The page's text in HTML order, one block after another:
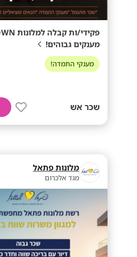
מענקים גבוהים!
מענקי התמדה!
שכר אש
מלונות פתאל
מגד אלכרום